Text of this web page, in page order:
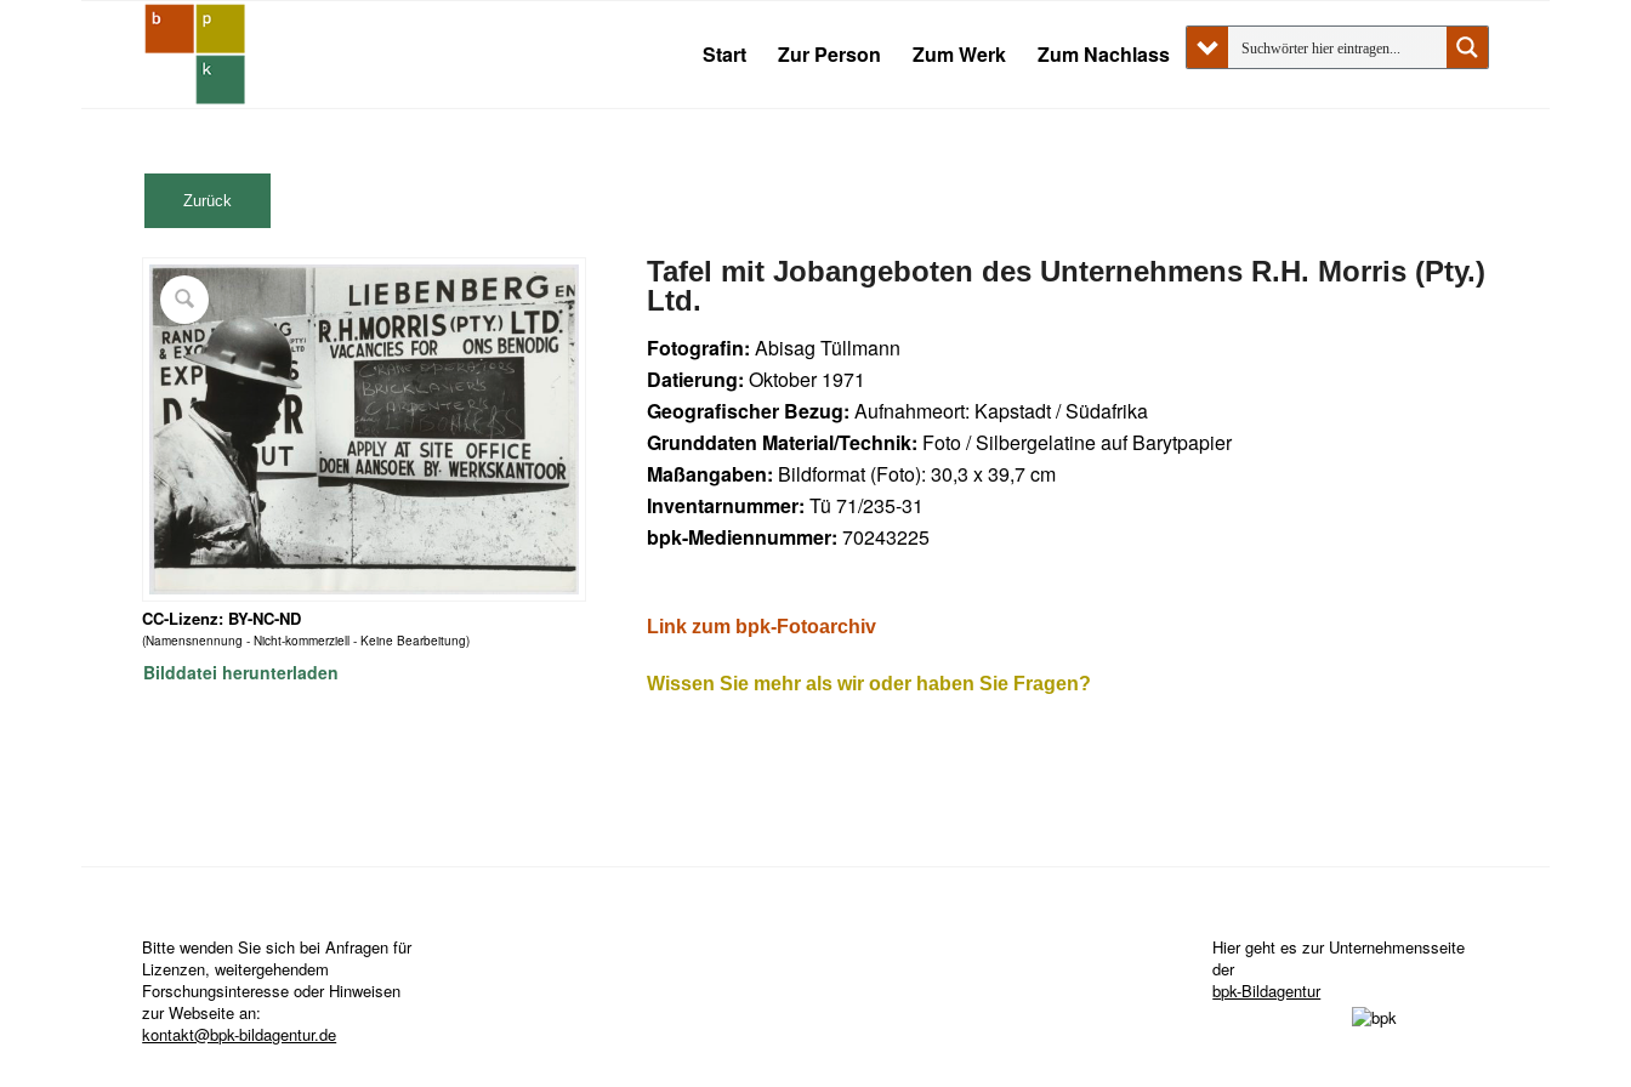
Start Zur Person Zum Werk Zum Nachlass
CC-Lizenz: BY-NC-ND
(Namensnennung - Nicht-kommerziell - Keine Bearbeitung)
Bilddatei herunterladen
Tafel mit Jobangeboten des Unternehmens R.H. Morris (Pty.)
Ltd.
Fotografin:Abisag Tüllmann
Datierung:Oktober 1971
Geografischer Bezug:Aufnahmeort: Kapstadt / Südafrika
Grunddaten Material/Technik: Foto / Silbergelatine auf Barytpapier
Maßangaben: Bildformat (Foto): 30,3 x 39,7 cm
Inventarnummer:Tü 71/235-31
bpk-Mediennummer:70243225
Link zum bpk-Fotoarchiv
Wissen Sie mehr als wir oder haben Sie Fragen?
Bitte wenden Sie sich bei Anfragen für
Lizenzen, weitergehendem
Forschungsinteresse oder Hinweisen
zur Webseite an:
kontakt@bpk-bildagentur.de
Hier geht es zur Unternehmensseite
der
bpk-Bildagentur